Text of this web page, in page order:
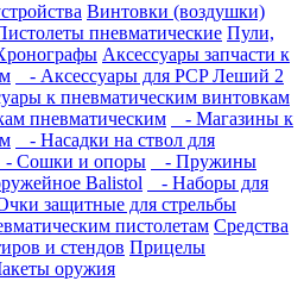
Винтовки (воздушки)
пневматические Пули,
Аксессуары запчасти к
- Аксессуары для PCP Леший 2
к пневматическим винтовкам
пневматическим
- Магазины к
- Насадки на ствол для
- Сошки и опоры
- Пружины
Balistol
- Наборы для
защитные для стрельбы
пистолетам Средства
и стендов Прицелы
оружия